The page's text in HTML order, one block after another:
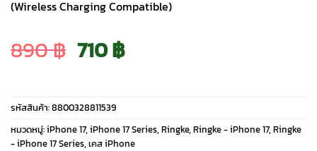
(Wireless Charging Compatible)
890฿ Original
price
was:
710฿Current
price
is:
รหัสสินค้า:8800328811539
หมวดหมู่:iPhone 17, iPhone 17 Series, Ringke, Ringke - iPhone 17, Ringke
- iPhone 17 Series, เคส iPhone